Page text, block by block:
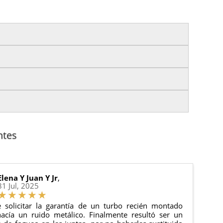
generales
del pedido para que puedas localizar tu paquete
de tu pedido.
Y Juan Y Jr,
Jul, 2025
solicitar la garantía de un turbo recién montado
un ruido metálico. Finalmente resultó ser un